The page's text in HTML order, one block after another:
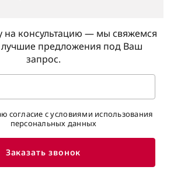
на консультацию — мы свяжемся
предложения под Ваш
запрос.
согласие с условиями использования
персональных данных
Заказать звонок